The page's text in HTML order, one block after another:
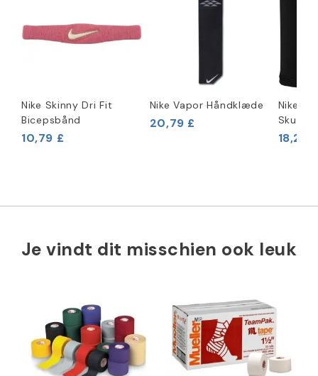
Nike Skinny Dri Fit
Bicepsbånd
10,79 £
Nike Vapor Håndklæde
20,79 £
Nike
Skull
18,29
Je vindt dit misschien ook leuk